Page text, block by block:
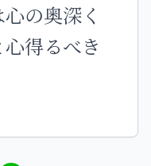
の奥深く
得るべき